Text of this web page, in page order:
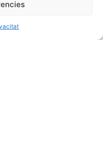
per la